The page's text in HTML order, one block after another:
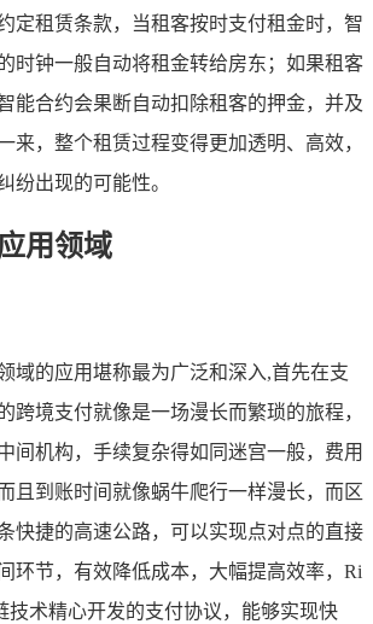
定租赁条款，当租客按时支付租金时，智
时钟一般自动将租金转给房东；如果租客
能合约会果断自动扣除租客的押金，并及
来，整个租赁过程变得更加透明、高效，
纷出现的可能性。
用领域
域的应用堪称最为广泛和深入,首先在支
跨境支付就像是一场漫长而繁琐的旅程，
间机构，手续复杂得如同迷宫一般，费用
且到账时间就像蜗牛爬行一样漫长，而区
快捷的高速公路，可以实现点对点的直接
环节，有效降低成本，大幅提高效率，Ri
技术精心开发的支付协议，能够实现快